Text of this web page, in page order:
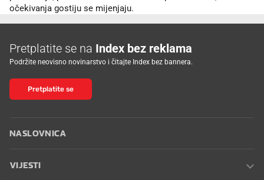
očekivanja gostiju se mijenjaju.
Pretplatite se na Index bez reklama
Podržite neovisno novinarstvo i čitajte Index bez bannera.
Pretplatite se
NASLOVNICA
VIJESTI